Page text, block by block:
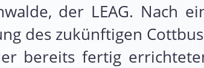
der LEAG.
des zukünftigen
bereits fertig